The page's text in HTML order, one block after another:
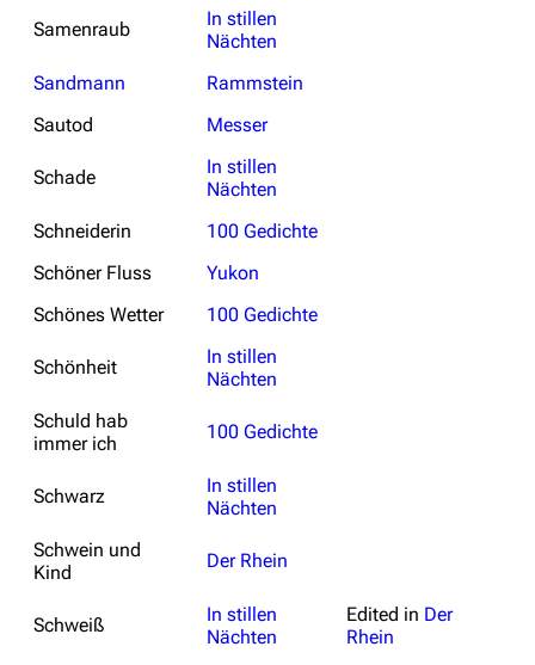
Samenraub
In stillen
Nächten
Sandmann
Rammstein
Sautod
Messer
Schade
In stillen
Nächten
Schneiderin
100 Gedichte
Schöner Fluss
Yukon
Schönes Wetter
100 Gedichte
Schönheit
In stillen
Nächten
Schuld hab
immer ich
100 Gedichte
Schwarz
In stillen
Nächten
Schwein und
Kind
Der Rhein
Schweiß
In stillen
Nächten
Edited in Der
Rhein